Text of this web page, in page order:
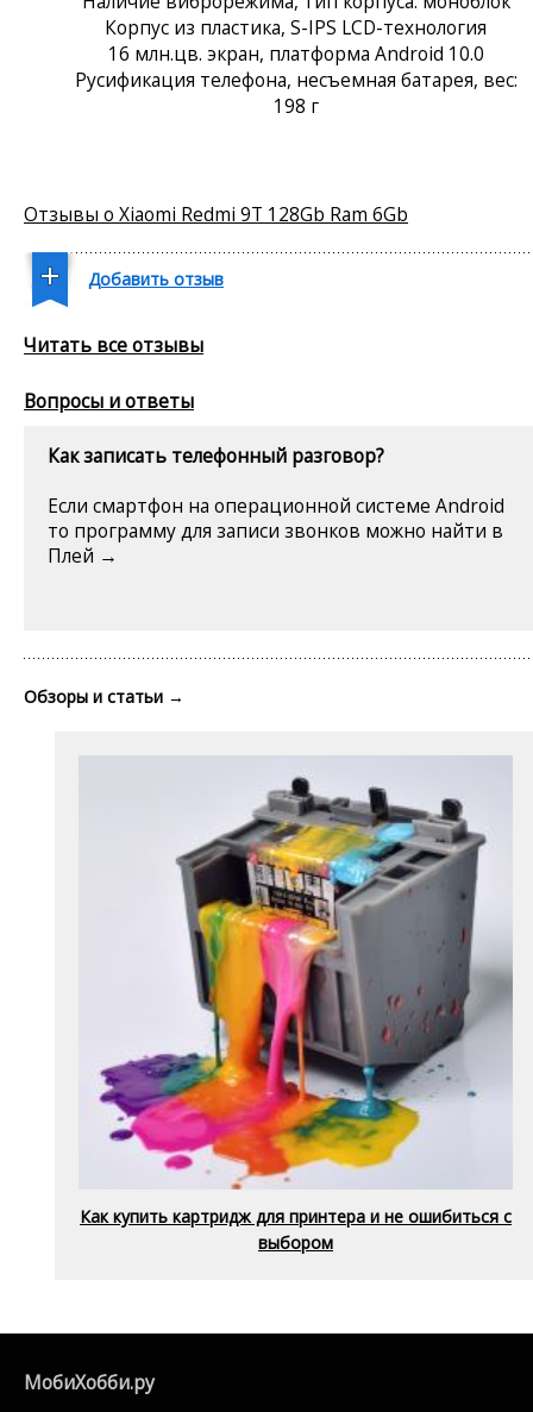
Корпус из пластика, S-IPS LCD-технология
16 млн.цв. экран, платформа Android 10.0
Русификация телефона, несъемная батарея, вес:
198 г
Отзывы о Xiaomi Redmi 9T 128Gb Ram 6Gb
Добавить отзыв
Читать все отзывы
Вопросы и ответы
Как записать телефонный разговор?
Если смартфон на операционной системе Android
то программу для записи звонков можно найти в
Плей →
Обзоры и статьи →
Как купить картридж для принтера и не ошибиться с
выбором
МобиХобби.ру